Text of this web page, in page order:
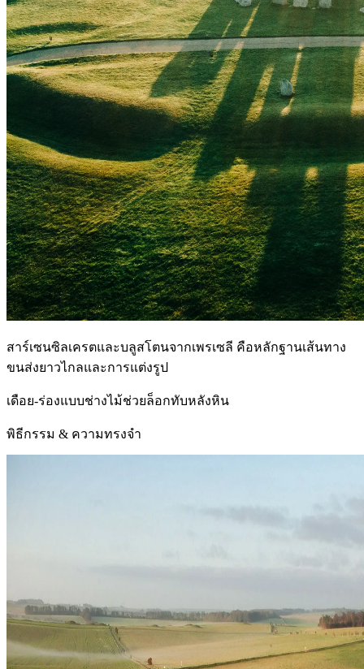
สาร์เซนซิลเครตและบลูสโตนจากเพรเซลี คือหลักฐานเส้นทาง
ขนส่งยาวไกลและการแต่งรูป
เดือย‑ร่องแบบช่างไม้ช่วยล็อกทับหลังหิน
พิธีกรรม & ความทรงจำ